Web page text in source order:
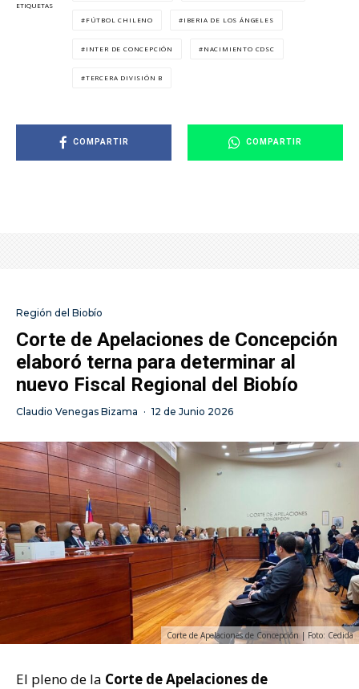
ETIQUETAS
FÚTBOL CHILENO IBERIA DE LOS ÁNGELES
INTER DE CONCEPCIÓN NACIMIENTO CDSC
TERCERA DIVISIÓN B
COMPARTIR COMPARTIR
Región del Biobío
Corte de Apelaciones de Concepción
elaboró terna para determinar al
nuevo Fiscal Regional del Biobío
Claudio Venegas Bizama · 12 de Junio 2026
Corte de Apelaciones de Concepción | Foto: Cedida
El pleno de la Corte de Apelaciones de